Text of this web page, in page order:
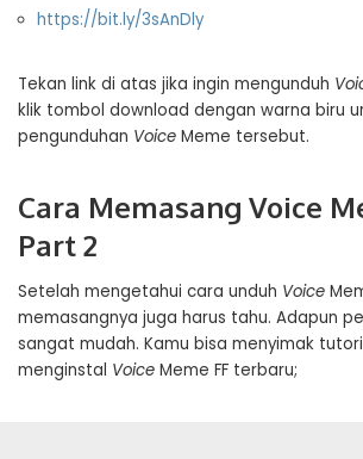
https://bit.ly/3sAnDly
Tekan link di atas jika ingin mengunduh
klik tombol download dengan warna biru
pengunduhan Voice Meme tersebut.
Cara Memasang Voice
Part 2
Setelah mengetahui cara unduh Voice
memasangnya juga harus tahu. Adapun
sangat mudah. Kamu bisa menyimak
menginstal Voice Meme FF terbaru;